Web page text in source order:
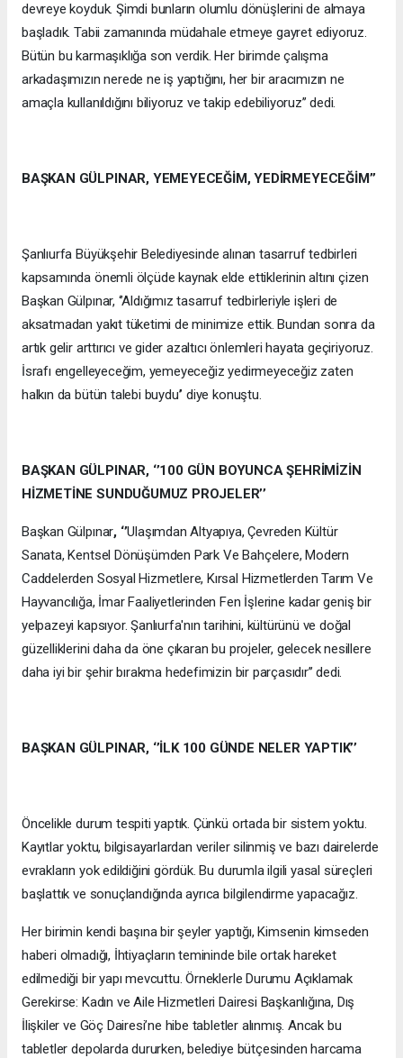
devreye koyduk. Şimdi bunların olumlu dönüşlerini de almaya
başladık. Tabii zamanında müdahale etmeye gayret ediyoruz.
Bütün bu karmaşıklığa son verdik. Her birimde çalışma
arkadaşımızın nerede ne iş yaptığını, her bir aracımızın ne
amaçla kullanıldığını biliyoruz ve takip edebiliyoruz’’ dedi.
BAŞKAN GÜLPINAR, YEMEYECEĞİM, YEDİRMEYECEĞİM’’
Şanlıurfa Büyükşehir Belediyesinde alınan tasarruf tedbirleri
kapsamında önemli ölçüde kaynak elde ettiklerinin altını çizen
Başkan Gülpınar, ‘’Aldığımız tasarruf tedbirleriyle işleri de
aksatmadan yakıt tüketimi de minimize ettik. Bundan sonra da
artık gelir arttırıcı ve gider azaltıcı önlemleri hayata geçiriyoruz.
İsrafı engelleyeceğim, yemeyeceğiz yedirmeyeceğiz zaten
halkın da bütün talebi buydu’’ diye konuştu.
BAŞKAN GÜLPINAR, ‘’100 GÜN BOYUNCA ŞEHRİMİZİN
HİZMETİNE SUNDUĞUMUZ PROJELER’’
Başkan Gülpınar, ‘’Ulaşımdan Altyapıya, Çevreden Kültür
Sanata, Kentsel Dönüşümden Park Ve Bahçelere, Modern
Caddelerden Sosyal Hizmetlere, Kırsal Hizmetlerden Tarım Ve
Hayvancılığa, İmar Faaliyetlerinden Fen İşlerine kadar geniş bir
yelpazeyi kapsıyor. Şanlıurfa'nın tarihini, kültürünü ve doğal
güzelliklerini daha da öne çıkaran bu projeler, gelecek nesillere
daha iyi bir şehir bırakma hedefimizin bir parçasıdır’’ dedi.
BAŞKAN GÜLPINAR, ‘’İLK 100 GÜNDE NELER YAPTIK’’
Öncelikle durum tespiti yaptık. Çünkü ortada bir sistem yoktu.
Kayıtlar yoktu, bilgisayarlardan veriler silinmiş ve bazı dairelerde
evrakların yok edildiğini gördük. Bu durumla ilgili yasal süreçleri
başlattık ve sonuçlandığında ayrıca bilgilendirme yapacağız.
Her birimin kendi başına bir şeyler yaptığı, Kimsenin kimseden
haberi olmadığı, İhtiyaçların temininde bile ortak hareket
edilmediği bir yapı mevcuttu. Örneklerle Durumu Açıklamak
Gerekirse: Kadın ve Aile Hizmetleri Dairesi Başkanlığına, Dış
İlişkiler ve Göç Dairesi’ne hibe tabletler alınmış. Ancak bu
tabletler depolarda dururken, belediye bütçesinden harcama